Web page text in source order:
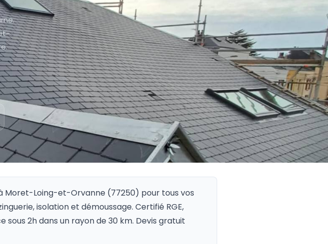
Moret-Loing-et-Orvanne (77250) pour tous vos
isolation et démoussage. Certifié RGE,
2h dans un rayon de 30 km. Devis gratuit